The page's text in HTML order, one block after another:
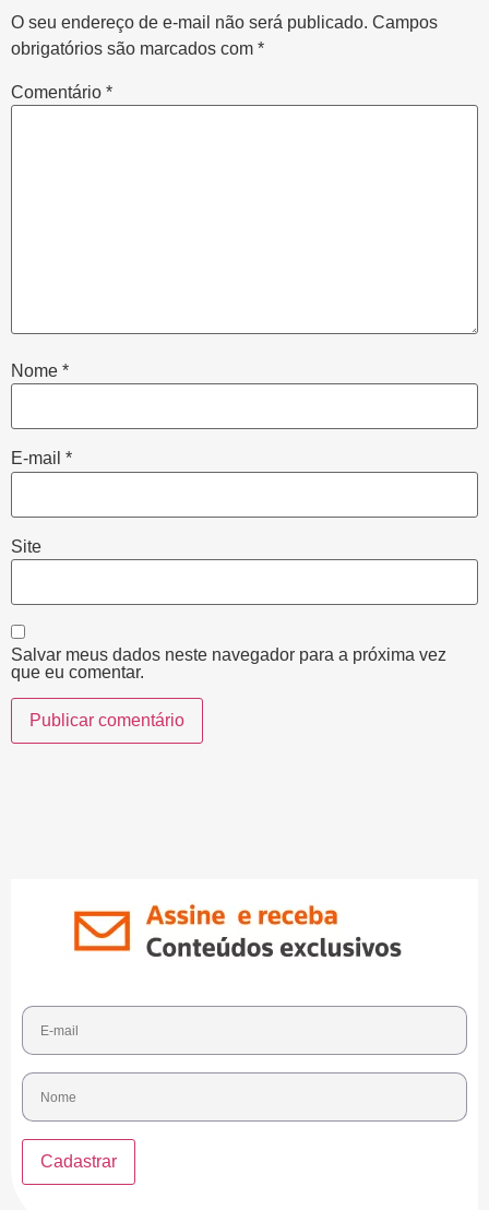
O seu endereço de e-mail não será publicado. Campos
obrigatórios são marcados com *
Comentário *
Nome *
E-mail *
Site
Salvar meus dados neste navegador para a próxima vez
que eu comentar.